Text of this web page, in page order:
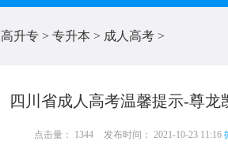
高升专 > 专升本 > 成人高考 >
四川省成人高考温馨提示-尊龙
点击量： 1344 发布时间： 2021-10-23 11:16